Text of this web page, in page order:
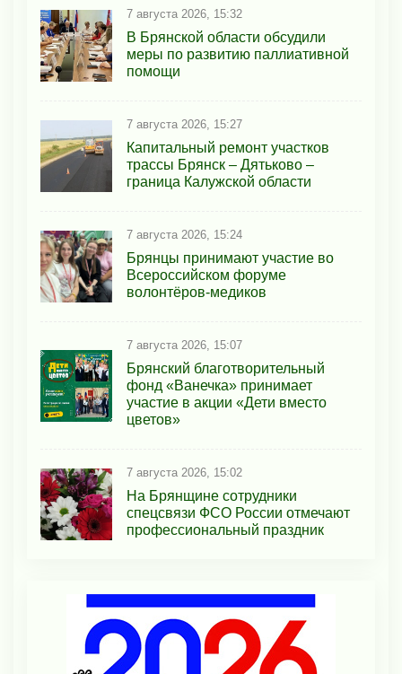
7 августа 2026, 15:32
В Брянской области обсудили
меры по развитию паллиативной
помощи
7 августа 2026, 15:27
Капитальный ремонт участков
трассы Брянск – Дятьково –
граница Калужской области
7 августа 2026, 15:24
Брянцы принимают участие во
Всероссийском форуме
волонтёров-медиков
7 августа 2026, 15:07
Брянский благотворительный
фонд «Ванечка» принимает
участие в акции «Дети вместо
цветов»
7 августа 2026, 15:02
На Брянщине сотрудники
спецсвязи ФСО России отмечают
профессиональный праздник